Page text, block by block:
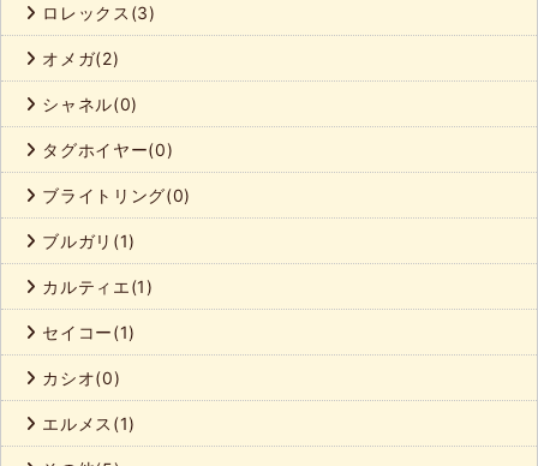
ロレックス(3)
オメガ(2)
シャネル(0)
タグホイヤー(0)
ブライトリング(0)
ブルガリ(1)
カルティエ(1)
セイコー(1)
カシオ(0)
エルメス(1)